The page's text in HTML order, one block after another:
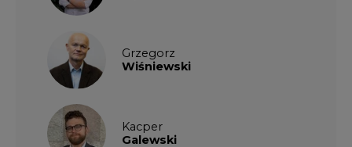
Grzegorz
Wiśniewski
Kacper
Galewski